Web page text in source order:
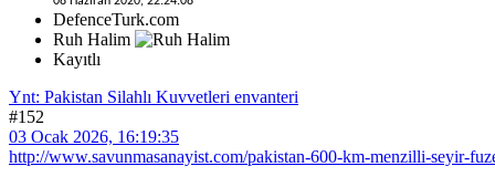
DefenceTurk.com
Ruh Halim
Kayıtlı
Ynt: Pakistan Silahlı Kuvvetleri envanteri
#152
03 Ocak 2026, 16:19:35
http://www.savunmasanayist.com/pakistan-600-km-menzilli-seyir-